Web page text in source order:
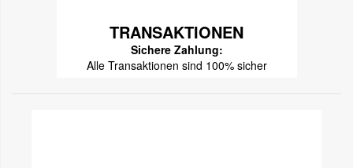
TRANSAKTIONEN
Sichere Zahlung:
Alle Transaktionen sind 100% sicher